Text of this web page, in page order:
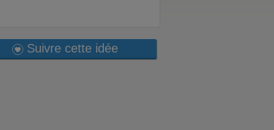
Suivre cette idée